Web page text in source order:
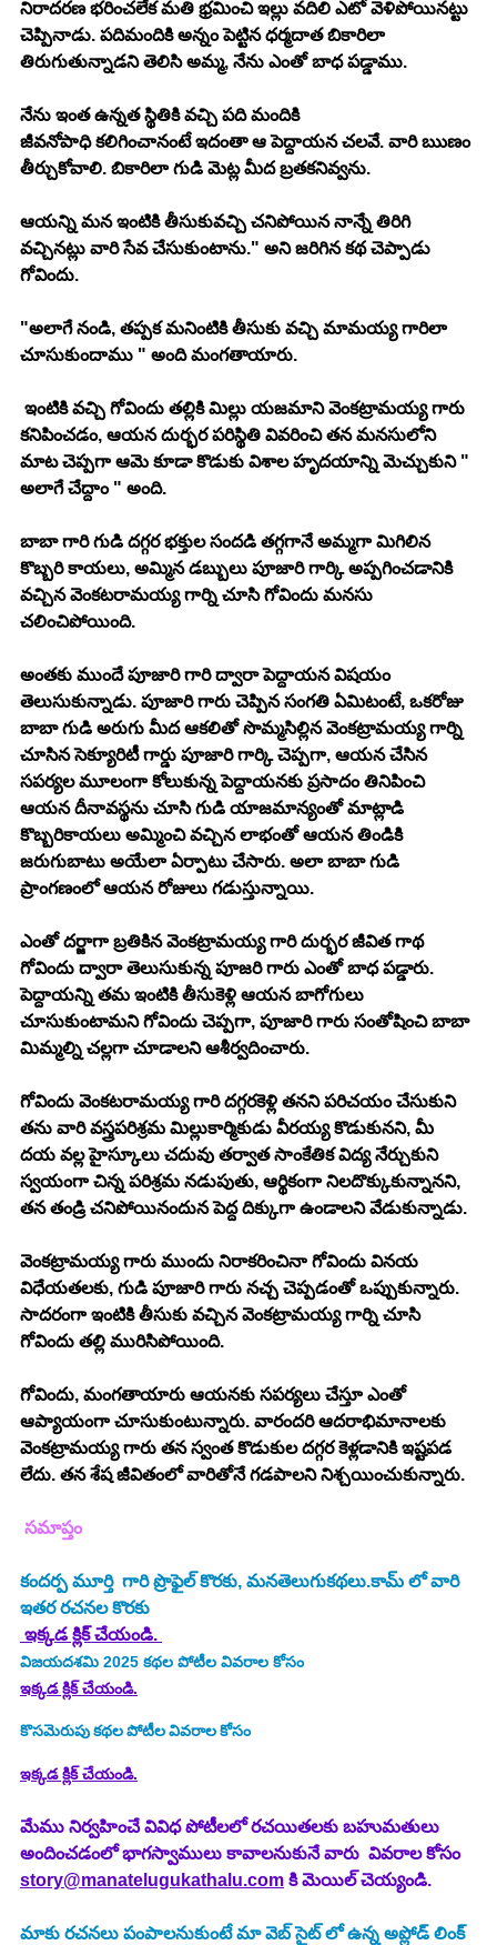
నిరాదరణ భరించలేక మతి భ్రమించి ఇల్లు వదిలి ఎటో వెళిపోయినట్టు
చెప్పినాడు. పదిమందికి అన్నం పెట్టిన ధర్మదాత బికారిలా
తిరుగుతున్నాడని తెలిసి అమ్మ, నేను ఎంతో బాధ పడ్డాము.
నేను ఇంత ఉన్నత స్థితికి వచ్చి పది మందికి
జీవనోపాధి కలిగించానంటే ఇదంతా ఆ పెద్దాయన చలవే. వారి ఋణం
తీర్చుకోవాలి. బికారిలా గుడి మెట్ల మీద బ్రతకనివ్వను.
ఆయన్ని మన ఇంటికి తీసుకువచ్చి చనిపోయిన నాన్నే తిరిగి
వచ్చినట్లు వారి సేవ చేసుకుంటాను." అని జరిగిన కథ చెప్పాడు
గోవిందు.
"అలాగే నండి, తప్పక మనింటికి తీసుకు వచ్చి మామయ్య గారిలా
చూసుకుందాము " అంది మంగతాయారు.
ఇంటికి వచ్చి గోవిందు తల్లికి మిల్లు యజమాని వెంకట్రామయ్య గారు
కనిపించడం, ఆయన దుర్భర పరిస్థితి వివరించి తన మనసులోని
మాట చెప్పగా ఆమె కూడా కొడుకు విశాల హృదయాన్ని మెచ్చుకుని "
అలాగే చేద్దాం " అంది.
బాబా గారి గుడి దగ్గర భక్తుల సందడి తగ్గగానే అమ్మగా మిగిలిన
కొబ్బరి కాయలు, అమ్మిన డబ్బులు పూజారి గార్కి అప్పగించడానికి
వచ్చిన వెంకటరామయ్య గార్ని చూసి గోవిందు మనసు
చలించిపోయింది.
అంతకు ముందే పూజారి గారి ద్వారా పెద్దాయన విషయం
తెలుసుకున్నాడు. పూజారి గారు చెప్పిన సంగతి ఏమిటంటే, ఒకరోజు
బాబా గుడి అరుగు మీద ఆకలితో సొమ్మసిల్లిన వెంకట్రామయ్య గార్ని
చూసిన సెక్యూరిటీ గార్డు పూజారి గార్కి చెప్పగా, ఆయన చేసిన
సపర్యల మూలంగా కోలుకున్న పెద్దాయనకు ప్రసాదం తినిపించి
ఆయన దీనావస్థను చూసి గుడి యాజమాన్యంతో మాట్లాడి
కొబ్బరికాయలు అమ్మించి వచ్చిన లాభంతో ఆయన తిండికి
జరుగుబాటు అయేలా ఏర్పాటు చేసారు. అలా బాబా గుడి
ప్రాంగణంలో ఆయన రోజులు గడుస్తున్నాయి.
ఎంతో దర్జాగా బ్రతికిన వెంకట్రామయ్య గారి దుర్భర జీవిత గాథ
గోవిందు ద్వారా తెలుసుకున్న పూజరి గారు ఎంతో బాధ పడ్డారు.
పెద్దాయన్ని తమ ఇంటికి తీసుకెళ్లి ఆయన బాగోగులు
చూసుకుంటామని గోవిందు చెప్పగా, పూజారి గారు సంతోషించి బాబా
మిమ్మల్ని చల్లగా చూడాలని ఆశీర్వదించారు.
గోవిందు వెంకటరామయ్య గారి దగ్గరకెళ్లి తనని పరిచయం చేసుకుని
తను వారి వస్త్రపరిశ్రమ మిల్లుకార్మికుడు వీరయ్య కొడుకునని, మీ
దయ వల్ల హైస్కూలు చదువు తర్వాత సాంకేతిక విద్య నేర్చుకుని
స్వయంగా చిన్న పరిశ్రమ నడుపుతు, ఆర్థికంగా నిలదొక్కుకున్నానని,
తన తండ్రి చనిపోయినందున పెద్ద దిక్కుగా ఉండాలని వేడుకున్నాడు.
వెంకట్రామయ్య గారు ముందు నిరాకరించినా గోవిందు వినయ
విధేయతలకు, గుడి పూజారి గారు నచ్చ చెప్పడంతో ఒప్పుకున్నారు.
సాదరంగా ఇంటికి తీసుకు వచ్చిన వెంకట్రామయ్య గార్ని చూసి
గోవిందు తల్లి మురిసిపోయింది.
గోవిందు, మంగతాయారు ఆయనకు సపర్యలు చేస్తూ ఎంతో
ఆప్యాయంగా చూసుకుంటున్నారు. వారందరి ఆదరాభిమానాలకు
వెంకట్రామయ్య గారు తన స్వంత కొడుకుల దగ్గర కెళ్లడానికి ఇష్టపడ
లేదు. తన శేష జీవితంలో వారితోనే గడపాలని నిశ్చయించుకున్నారు.
సమాప్తం
కందర్ప మూర్తి గారి ప్రొఫైల్ కొరకు, మనతెలుగుకథలు.కామ్ లో వారి
ఇతర రచనల కొరకు
ఇక్కడ క్లిక్ చేయండి.
విజయదశమి 2025 కథల పోటీల వివరాల కోసం
ఇక్కడ క్లిక్ చేయండి.
కొసమెరుపు కథల పోటీల వివరాల కోసం
ఇక్కడ క్లిక్ చేయండి.
మేము నిర్వహించే వివిధ పోటీలలో రచయితలకు బహుమతులు
అందించడంలో భాగస్వాములు కావాలనుకునే వారు  వివరాల కోసం
story@manatelugukathalu.com కి మెయిల్ చెయ్యండి.
మాకు రచనలు పంపాలనుకుంటే మా వెబ్ సైట్ లో ఉన్న అప్లోడ్ లింక్